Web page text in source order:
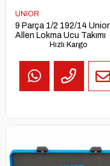
UNIOR
9 Parça 1/2 192/14 Unior
Allen Lokma Ucu Takımı
Hızlı Kargo